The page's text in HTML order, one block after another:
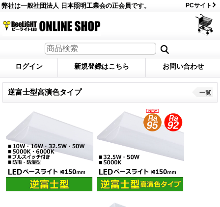
弊社は一般社団法人 日本照明工業会の正会員です。 PCサイト
ログイン 新規登録はこちら お問い合わせ
逆富士型高演色タイプ 一覧